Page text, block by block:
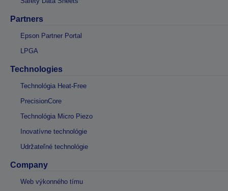
Partners
Epson Partner Portal
LPGA
Technologies
Technológia Heat-Free
PrecisionCore
Technológia Micro Piezo
Inovatívne technológie
Udržateľné technológie
Company
Web výkonného tímu